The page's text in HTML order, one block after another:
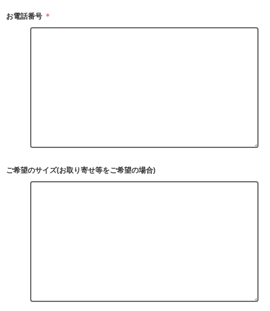
お電話番号 ＊
ご希望のサイズ(お取り寄せ等をご希望の場合)